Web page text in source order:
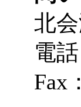
北
電
Fax